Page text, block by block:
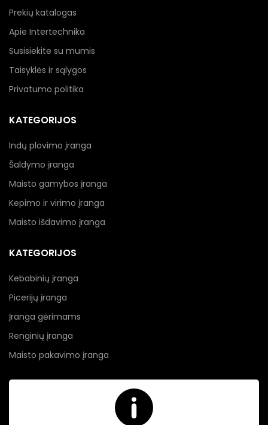
Prekių katalogas
Apie Intertechnika
Susisiekite su mumis
Taisyklės ir sąlygos
Privatumo politika
KATEGORIJOS
Indų plovimo įranga
Šaldymo įranga
Maisto gamybos įranga
Kepimo ir virimo įranga
Maisto išdavimo įranga
KATEGORIJOS
Kebabinių įranga
Picerijų įranga
Įranga gėrimams
Renginių įranga
Maisto pakavimo įranga